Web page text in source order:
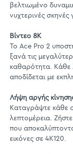
βελτιωμένο
νυχτερινές
Βίντεο 8K
Το Ace Pro 2
ξανά τις
καθαρότητα. Κάθε
αποδίδεται με
Λήψη αργής
Καταγράψτε κάθε
λεπτομέρεια.
που
εικόνες σε 4K120.